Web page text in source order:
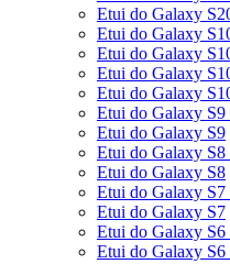
Etui do Galaxy
Etui do Galaxy
Etui do Galaxy
Etui do Galaxy
Etui do Galaxy
Etui do Galaxy S9
Etui do Galaxy S9
Etui do Galaxy S8
Etui do Galaxy S8
Etui do Galaxy S7
Etui do Galaxy S7
Etui do Galaxy S6
Etui do Galaxy S6